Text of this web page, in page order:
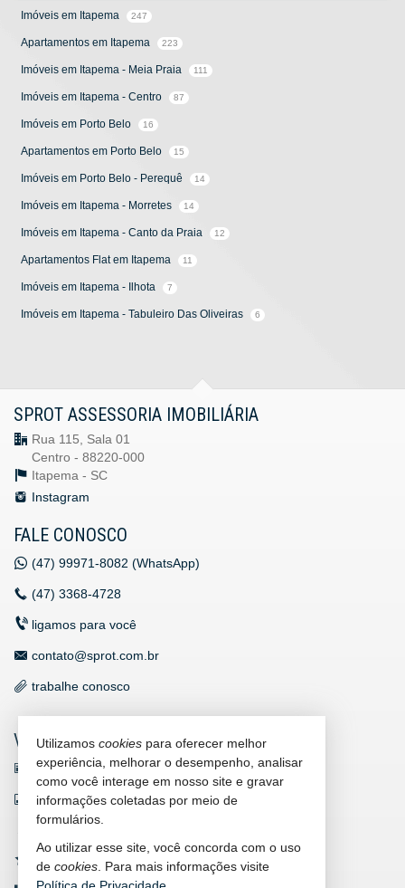
Imóveis em Itapema 247
Apartamentos em Itapema 223
Imóveis em Itapema - Meia Praia 111
Imóveis em Itapema - Centro 87
Imóveis em Porto Belo 16
Apartamentos em Porto Belo 15
Imóveis em Porto Belo - Perequê 14
Imóveis em Itapema - Morretes 14
Imóveis em Itapema - Canto da Praia 12
Apartamentos Flat em Itapema 11
Imóveis em Itapema - Ilhota 7
Imóveis em Itapema - Tabuleiro Das Oliveiras 6
SPROT ASSESSORIA IMOBILIÁRIA
Rua 115, Sala 01
Centro - 88220-000
Itapema - SC
Instagram
FALE CONOSCO
(47) 99971-8082 (WhatsApp)
(47) 3368-4728
ligamos para você
contato@sprot.com.br
trabalhe conosco
VEJA MAIS
receba nosso newsletter
indicadores financeiros
imóveis favoritos
Utilizamos cookies para oferecer melhor
experiência, melhorar o desempenho, analisar
como você interage em nosso site e gravar
informações coletadas por meio de
formulários.
Ao utilizar esse site, você concorda com o uso
de cookies . Para mais informações visite